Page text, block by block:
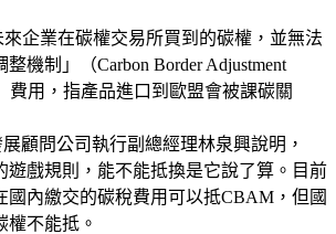
企業在碳權交易所買到的碳權，並無法
機制」（Carbon Border Adjustment
費用，指產品進口到歐盟會被課碳關
顧問公司執行副總經理林泉興說明，
遊戲規則，能不能抵換是它說了算。目前
國內繳交的碳稅費用可以抵CBAM，但國
權不能抵。